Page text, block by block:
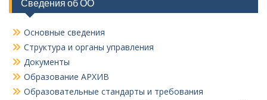
Сведения об ОО
Основные сведения
Структура и органы управления
Документы
Образование АРХИВ
Образовательные стандарты и требования